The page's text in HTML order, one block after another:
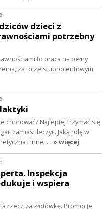
dzieci z
potrzebny
to praca na pełny
za to ze stuprocentowym
chorować? Najlepiej trzymać się
zamiast leczyć. Jaką rolę w
i inne … » więcej
Inspekcja
i wspiera
rzecz za złotówkę. Promocje